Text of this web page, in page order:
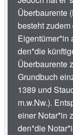
Überbaurente
besteht
Eigentümer*in
den*die
Überbaurente
Grundbuch
1389 und
m.w.Nw.).
einer Notar*in
den*die